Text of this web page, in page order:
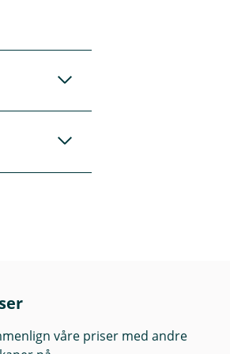
våre priser med andre